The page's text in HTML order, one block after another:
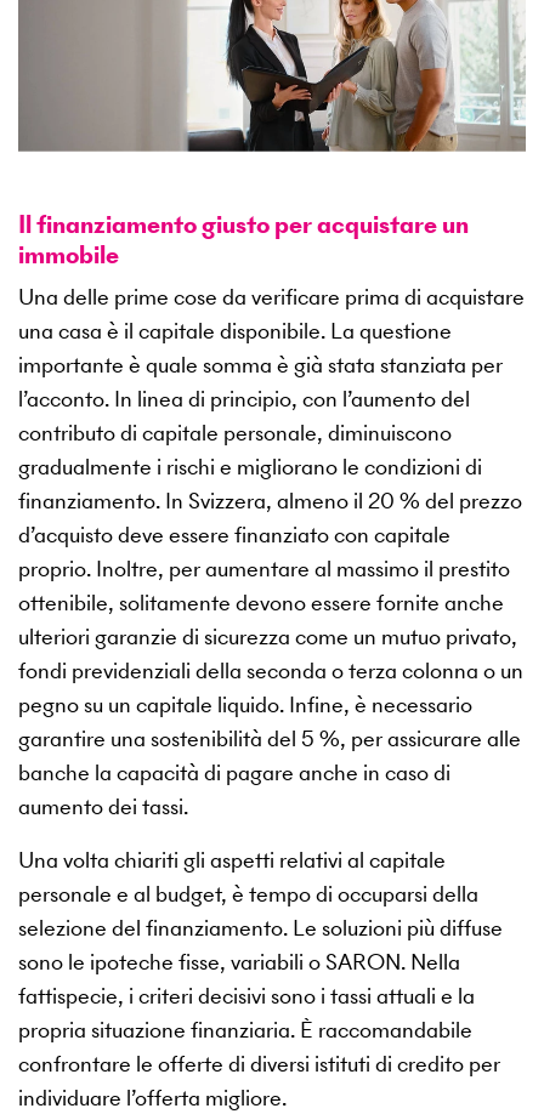
Il finanziamento giusto per acquistare un
immobile
Una delle prime cose da verificare prima di acquistare
una casa è il capitale disponibile. La questione
importante è quale somma è già stata stanziata per
l’acconto. In linea di principio, con l’aumento del
contributo di capitale personale, diminuiscono
gradualmente i rischi e migliorano le condizioni di
finanziamento. In Svizzera, almeno il 20 % del prezzo
d’acquisto deve essere finanziato con capitale
proprio. Inoltre, per aumentare al massimo il prestito
ottenibile, solitamente devono essere fornite anche
ulteriori garanzie di sicurezza come un mutuo privato,
fondi previdenziali della seconda o terza colonna o un
pegno su un capitale liquido. Infine, è necessario
garantire una sostenibilità del 5 %, per assicurare alle
banche la capacità di pagare anche in caso di
aumento dei tassi.
Una volta chiariti gli aspetti relativi al capitale
personale e al budget, è tempo di occuparsi della
selezione del finanziamento. Le soluzioni più diffuse
sono le ipoteche fisse, variabili o SARON. Nella
fattispecie, i criteri decisivi sono i tassi attuali e la
propria situazione finanziaria. È raccomandabile
confrontare le offerte di diversi istituti di credito per
individuare l’offerta migliore.